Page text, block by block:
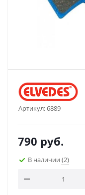
Артикул:6889
790 руб.
В наличии (2)